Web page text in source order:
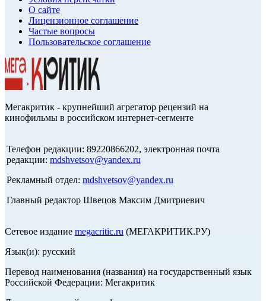
О сайте
Лицензионное соглашение
Частые вопросы
Пользовательское соглашение
Мегакритик - крупнейший агрегатор рецензий на
кинофильмы в российском интернет-сегменте
Телефон редакции: 89220866202, электронная почта
редакции: mdshvetsov@yandex.ru
Рекламный отдел: mdshvetsov@yandex.ru
Главный редактор Швецов Максим Дмитриевич
Сетевое издание megacritic.ru (МЕГАКРИТИК.РУ)
Язык(и): русский
Перевод наименования (названия) на государственный язык
Российской Федерации: Мегакритик